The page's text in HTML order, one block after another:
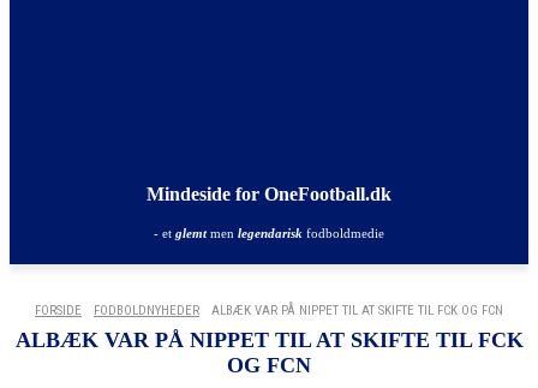
Mindeside for OneFootball.dk
- et glemtmen legendarisk fodboldmedie
FORSIDE FODBOLDNYHEDER ALBÆK VAR PÅ NIPPET TIL AT SKIFTE TIL FCK OG FCN
ALBÆK VAR PÅ NIPPET TIL AT SKIFTE TIL FCK
OG FCN